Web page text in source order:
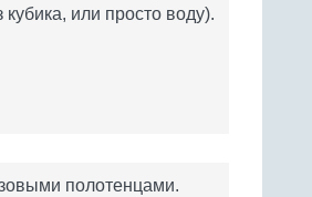
или просто воду).
полотенцами.